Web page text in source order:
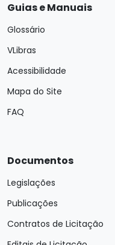
Guias e Manuais
Glossário
VLibras
Acessibilidade
Mapa do Site
FAQ
Documentos
Legislações
Publicações
Contratos de Licitação